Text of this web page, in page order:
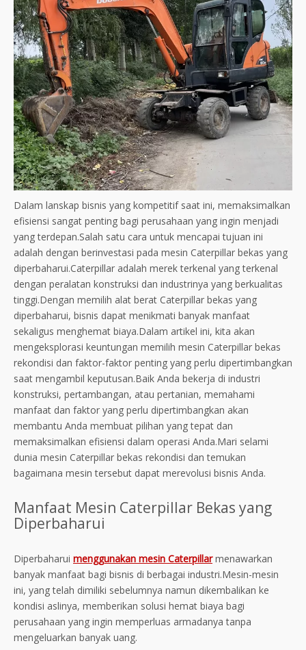
Dalam lanskap bisnis yang kompetitif saat ini, memaksimalkan
efisiensi sangat penting bagi perusahaan yang ingin menjadi
yang terdepan.Salah satu cara untuk mencapai tujuan ini
adalah dengan berinvestasi pada mesin Caterpillar bekas yang
diperbaharui.Caterpillar adalah merek terkenal yang terkenal
dengan peralatan konstruksi dan industrinya yang berkualitas
tinggi.Dengan memilih alat berat Caterpillar bekas yang
diperbaharui, bisnis dapat menikmati banyak manfaat
sekaligus menghemat biaya.Dalam artikel ini, kita akan
mengeksplorasi keuntungan memilih mesin Caterpillar bekas
rekondisi dan faktor-faktor penting yang perlu dipertimbangkan
saat mengambil keputusan.Baik Anda bekerja di industri
konstruksi, pertambangan, atau pertanian, memahami
manfaat dan faktor yang perlu dipertimbangkan akan
membantu Anda membuat pilihan yang tepat dan
memaksimalkan efisiensi dalam operasi Anda.Mari selami
dunia mesin Caterpillar bekas rekondisi dan temukan
bagaimana mesin tersebut dapat merevolusi bisnis Anda.
Manfaat Mesin Caterpillar Bekas yang
Diperbaharui
Diperbaharui menggunakan mesin Caterpillarmenawarkan
banyak manfaat bagi bisnis di berbagai industri.Mesin-mesin
ini, yang telah dimiliki sebelumnya namun dikembalikan ke
kondisi aslinya, memberikan solusi hemat biaya bagi
perusahaan yang ingin memperluas armadanya tanpa
mengeluarkan banyak uang.